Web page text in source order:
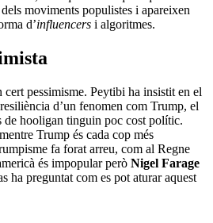
moviments populistes i apareixen
d’influencers i algoritmes.
pessimisme. Peytibi ha insistit en el
d’un fenomen com Trump, el
de hooligan tinguin poc cost polític.
Trump és cada cop més
fa forat arreu, com al Regne
és impopular però Nigel Farage
ha preguntat com es pot aturar aquest